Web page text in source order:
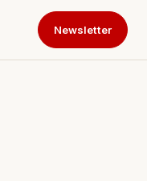
Newsletter